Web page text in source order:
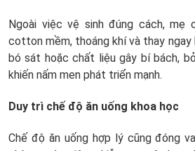
Ngoài việc vệ sinh đúng cách,
cotton mềm, thoáng khí và thay ngay
bó sát hoặc chất liệu gây bí bách,
khiến nấm men phát triển mạnh.
Duy trì chế độ ăn uống khoa học
Chế độ ăn uống hợp lý cũng đóng